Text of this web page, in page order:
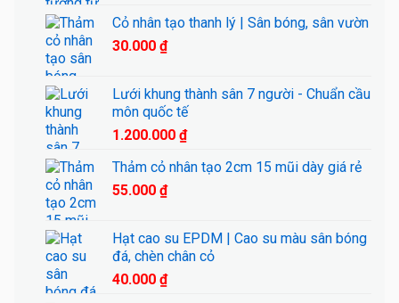
Cỏ nhân tạo thanh lý | Sân bóng, sân vườn
30.000 ₫
Lưới khung thành sân 7 người - Chuẩn cầu
môn quốc tế
1.200.000 ₫
Thảm cỏ nhân tạo 2cm 15 mũi dày giá rẻ
55.000 ₫
Hạt cao su EPDM | Cao su màu sân bóng
đá, chèn chân cỏ
40.000 ₫